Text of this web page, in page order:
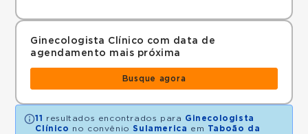
Ginecologista Clínico com data de
agendamento mais próxima
Busque agora
11 resultados encontrados para Ginecologista
Clínico no convênio Sulamerica em Taboão da